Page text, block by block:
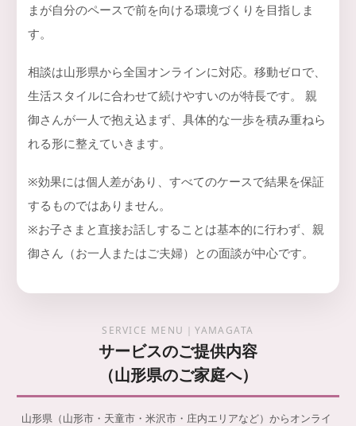
まが自分のペースで前を向ける環境づくりを目指しま
す。
相談は山形県から全国オンラインに対応。移動ゼロで、
生活スタイルに合わせて続けやすいのが特長です。 親
御さんが一人で抱え込まず、具体的な一歩を積み重ねら
れる形に整えていきます。
※効果には個人差があり、すべてのケースで結果を保証
するものではありません。
※お子さまと直接お話しすることは基本的に行わず、親
御さん（お一人またはご夫婦）との面談が中心です。
SERVICE MENU｜YAMAGATA
サービスのご提供内容
（山形県のご家庭へ）
山形県（山形市・天童市・米沢市・庄内エリアなど）からオンライ